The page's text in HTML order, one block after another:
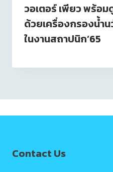
วอเตอร์ เพียว พร้อ
ด้วยเครื่องกรองน้ำ
ในงานสถาปนิก’65
Contact Us